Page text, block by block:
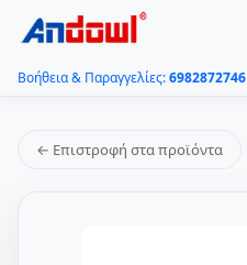
Βοήθεια & Παραγγελίες:6982872746
← Επιστροφή στα προϊόντα